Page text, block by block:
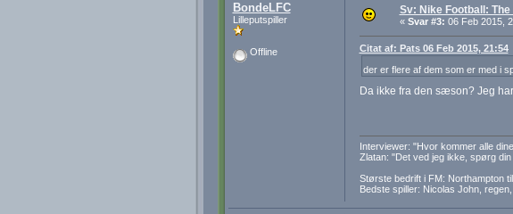
BondeLFC
Lilleputspiller
Offline
Sv: Nike Football:
« Svar #3: 06 Feb 2015,
Citat af: Pats 06 Feb 2015, 21:54
der er flere af dem som er med i
Da ikke fra den sæson? Jeg
Interviewer: "Hvor kommer alle
Zlatan: "Det ved jeg ikke, spørg din
Største bedrift i FM: Northampton
Bedste spiller: Nicolas John,